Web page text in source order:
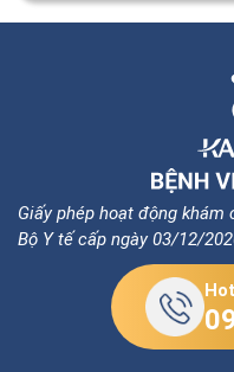
Giấy phép hoạt động khám
Bộ Y tế cấp ngày 03/12/